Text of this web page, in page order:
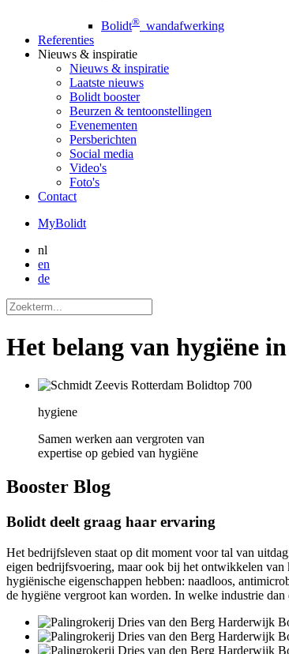
Bolidt® wandafwerking
Referenties
Nieuws & inspiratie
Nieuws & inspiratie
Laatste nieuws
Bolidt booster
Beurzen & tentoonstellingen
Evenementen
Persberichten
Social media
Video's
Foto's
Contact
MyBolidt
nl
en
de
Het belang van hygiëne
hygiene
Samen werken aan vergroten van
expertise op gebied van hygiëne
Booster Blog
Bolidt deelt graag haar ervaring
Het bedrijfsleven staat op dit moment voor tal van
eigen bedrijfsvoering, maar ook bij het ontwikkelen van
hygiënische eigenschappen hebben: naadloos,
de hygiëne vergroot kan worden. In welke industrie